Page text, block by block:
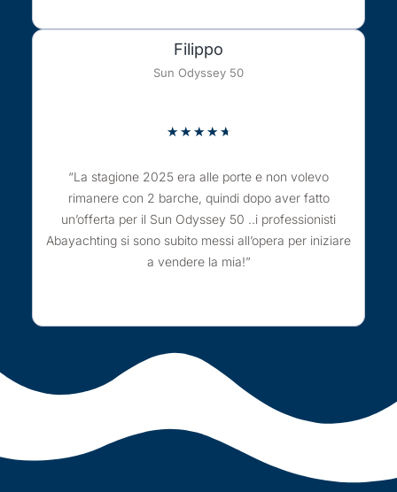
Filippo
Sun Odyssey 50
★ ★ ★ ★ ★
“La stagione 2025 era alle porte e non volevo
rimanere con 2 barche, quindi dopo aver fatto
un’offerta per il Sun Odyssey 50 ..i professionisti
Abayachting si sono subito messi all’opera per iniziare
a vendere la mia!”